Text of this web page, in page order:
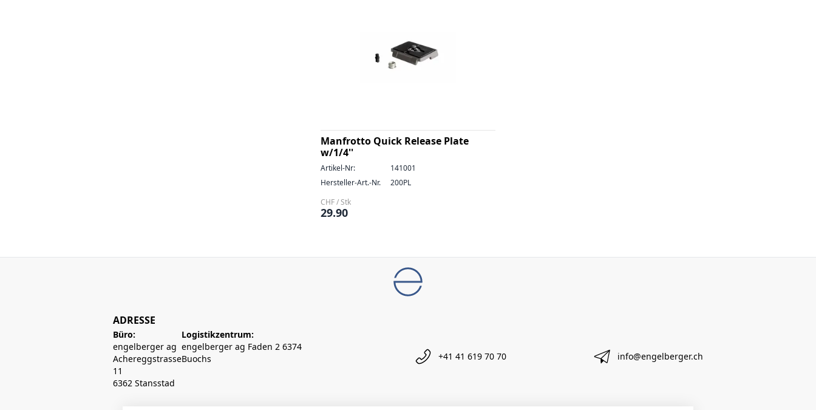
Manfrotto Quick Release Plate
w/1/4''
Artikel-Nr:
141001
Hersteller-Art.-Nr.
200PL
CHF / Stk
29.90
ADRESSE
Büro:
engelberger ag
Achereggstrasse
11
6362 Stansstad
Logistikzentrum:
engelberger ag Faden 2 6374
Buochs
+41 41 619 70 70 info@engelberger.ch